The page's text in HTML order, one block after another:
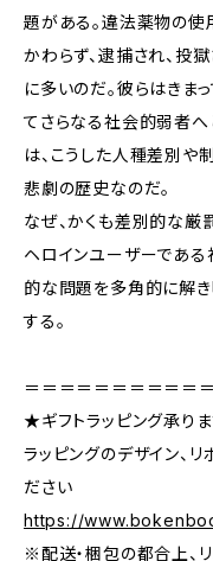
題がある。違法薬物の
かわらず、逮捕され、投
に多いのだ。彼らはきま
てさらなる社会的弱者へ
は、こうした人種差別や
悲劇の歴史なのだ。
なぜ、かくも差別的な厳
ヘロインユーザーであ
的な問題を多角的に解
する。
＝＝＝＝＝＝＝＝＝＝
★ギフトラッピング承り
ラッピングのデザイン、
ださい
https://
※配送・梱包の都合上、